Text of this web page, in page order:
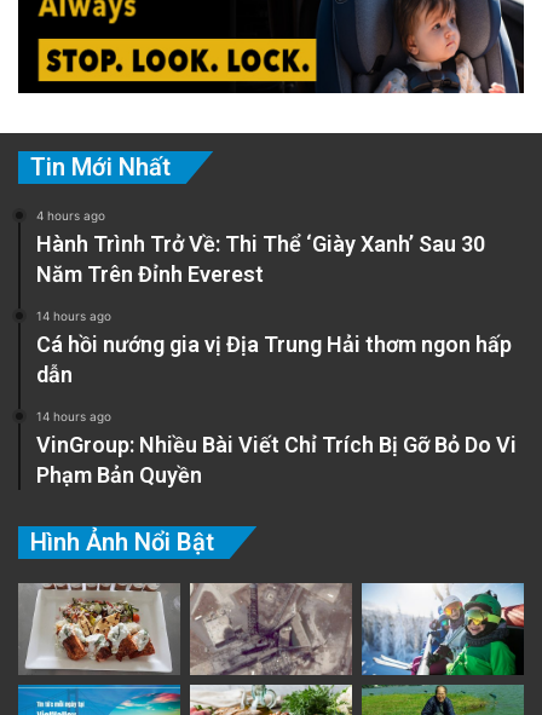
Tin Mới Nhất
4 hours ago
Hành Trình Trở Về: Thi Thể ‘Giày Xanh’ Sau 30
Năm Trên Đỉnh Everest
14 hours ago
Cá hồi nướng gia vị Địa Trung Hải thơm ngon hấp
dẫn
14 hours ago
VinGroup: Nhiều Bài Viết Chỉ Trích Bị Gỡ Bỏ Do Vi
Phạm Bản Quyền
Hình Ảnh Nổi Bật